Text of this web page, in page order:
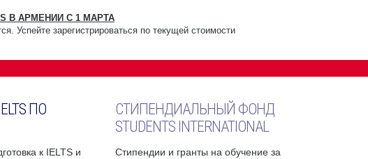
В АРМЕНИИ С 1 МАРТА
Успейте зарегистрироваться по текущей стоимости
ПО
к IELTS и
СТИПЕНДИАЛЬНЫЙ ФОНД
STUDENTS INTERNATIONAL
Стипендии и гранты на обучение за